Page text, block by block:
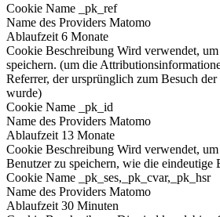
Cookie Name
_pk_ref
Name des Providers Matomo
Ablaufzeit 6 Monate
Cookie Beschreibung Wird verwendet,
speichern. (um die
Referrer, der ursprünglich zum Besuch
wurde)
Cookie Name
_pk_id
Name des Providers Matomo
Ablaufzeit 13 Monate
Cookie Beschreibung Wird verwendet,
Benutzer zu speichern, wie die eindeutige
Cookie Name
_pk_ses,_pk_cvar,_pk_hsr
Name des Providers Matomo
Ablaufzeit 30 Minuten